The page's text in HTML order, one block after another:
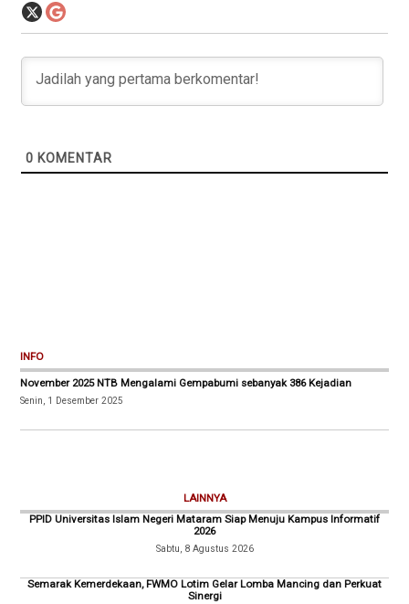
0 KOMENTAR
INFO
November 2025 NTB Mengalami Gempabumi sebanyak 386 Kejadian
Senin, 1 Desember 2025
LAINNYA
PPID Universitas Islam Negeri Mataram Siap Menuju Kampus Informatif
2026
Sabtu, 8 Agustus 2026
Semarak Kemerdekaan, FWMO Lotim Gelar Lomba Mancing dan Perkuat
Sinergi